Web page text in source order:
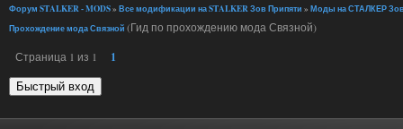
Форум STALKER - MODS» Все модификации на STALKER Зов Припяти » Моды на СТАЛКЕР
Прохождение мода Связной (Гид по прохождению мода Связной)
Страница 1 из 1 1